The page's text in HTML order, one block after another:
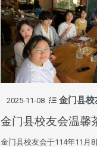
2025-11-08 金门县校
金门县校友会温馨
金门县校友会于114年11月